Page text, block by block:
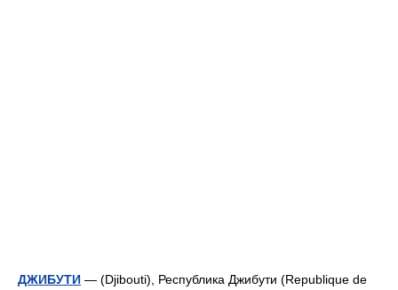
ДЖИБУТИ — (Djibouti), Республика Джибути (Republique de